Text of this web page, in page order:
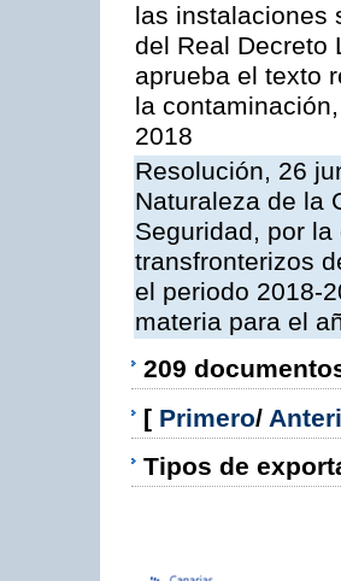
las instalaciones
del Real Decreto
aprueba el texto
la
2018
Resolución, 26
Naturaleza de la
Seguridad, por
transfronterizos
el periodo 2018-
materia para el
209
[ Primero/
Tipos de